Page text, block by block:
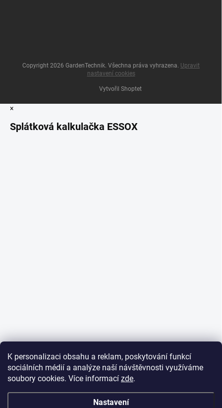
K personalizaci obsahu a reklam, poskytování funkcí
sociálních médií a analýze naší návštěvnosti využíváme
soubory cookies. Více informací zde.
Nastavení
Vytvořil Shoptet
Copyright 2026 GardenTechnik . Všechna práva vyhrazena. Upravit
nastavení cookies
×
Splátková kalkulačka ESSOX